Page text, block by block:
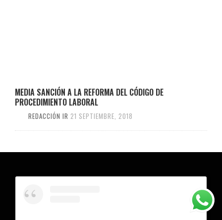
MEDIA SANCIÓN A LA REFORMA DEL CÓDIGO DE
PROCEDIMIENTO LABORAL
REDACCIÓN IR 21 SEPTIEMBRE, 2018